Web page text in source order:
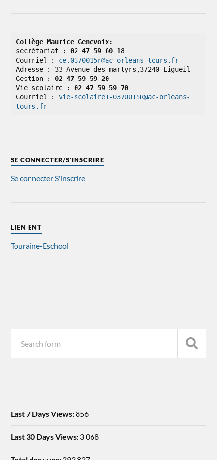
Collège Maurice Genevoix:
secrétariat : 02 47 59 60 18
Courriel : ce.0370015r@ac-orleans-tours.fr
Adresse : 33 Avenue des martyrs,37240 Ligueil
Gestion : 02 47 59 59 20
Vie scolaire : 02 47 59 59 70
Courriel : vie-scolaire1-0370015R@ac-orleans-
tours.fr
SE CONNECTER/S’INSCRIRE
Se connecterS'inscrire
LIEN ENT
Touraine-Eschool
Last 7 Days Views:856
Last 30 Days Views: 3 068